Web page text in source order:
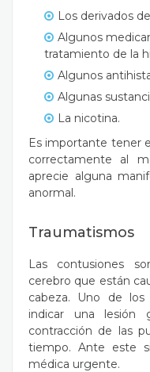
Los derivados
Algunos
tratamiento de la
Algunos
Algunas
La nicotina.
Es importante tener
correctamente al
aprecie alguna
anormal.
Traumatismos
Las contusiones
cerebro que están
cabeza. Uno de
indicar una lesión
contracción de las
tiempo. Ante este
médica urgente.